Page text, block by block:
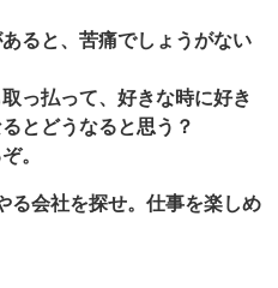
ると、苦痛でしょうがない
っ払って、好きな時に好き
とどうなると思う？
。
る会社を探せ。仕事を楽しめ